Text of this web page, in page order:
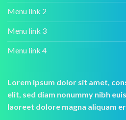
Menu link 2
Menu link 3
Menu link 4
Lorem ipsum dolor sit amet,
elit, sed diam nonummy nibh
laoreet dolore magna aliquam